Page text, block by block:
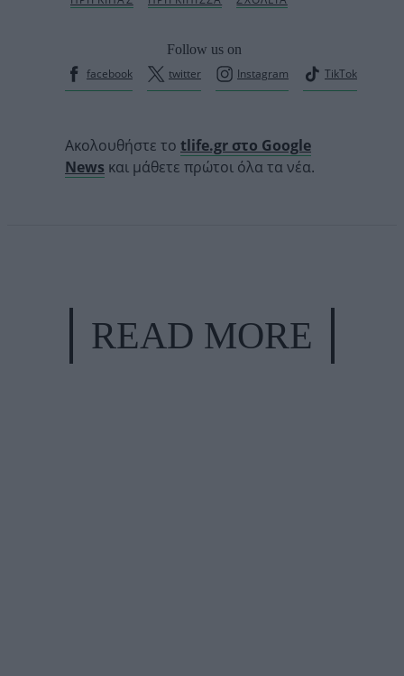
Follow us on
facebook
twitter Instagram TikTok
Ακολουθήστε το tlife.gr στο Google
News και μάθετε πρώτοι όλα τα νέα.
READ MORE